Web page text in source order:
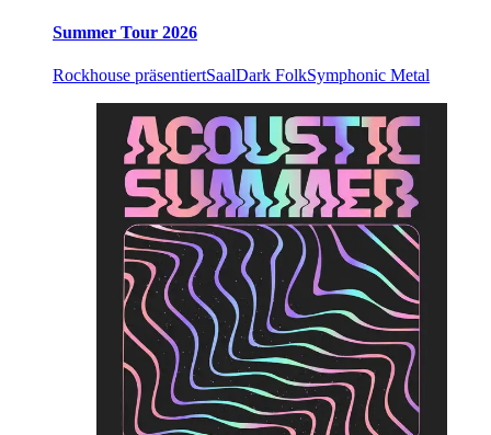
Summer Tour 2026
Rockhouse präsentiertSaalDark FolkSymphonic Metal